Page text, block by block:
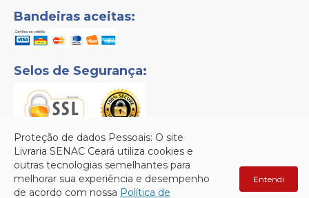
Bandeiras aceitas:
Selos de Segurança:
Senac © Copyright 2026 - Todos os direitos reservados.
Proteção de dados Pessoais: O site
Livraria SENAC Ceará utiliza cookies e
outras tecnologias semelhantes para
melhorar sua experiência e desempenho
de acordo com nossa Política de
Entendi